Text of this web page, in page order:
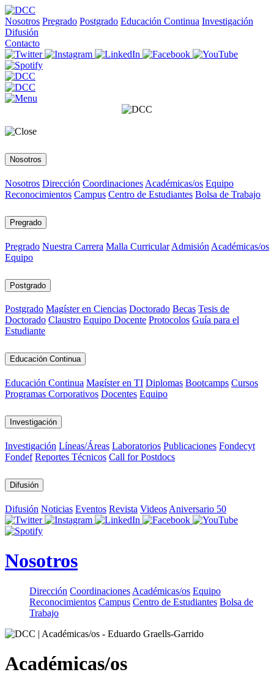
Nosotros Pregrado Postgrado Educación Continua Investigación
Difusión
Contacto
Nosotros
Nosotros Dirección Coordinaciones Académicas/os Equipo
Reconocimientos Campus Centro de Estudiantes Bolsa de Trabajo
Pregrado
Pregrado Nuestra Carrera Malla Curricular Admisión Académicas/os
Equipo
Postgrado
Postgrado Magíster en Ciencias Doctorado Becas Tesis de
Doctorado Claustro Equipo Docente Protocolos Guía para el
Estudiante
Educación Continua
Educación Continua Magíster en TI Diplomas Bootcamps Cursos
Programas Corporativos Docentes Equipo
Investigación
Investigación Líneas/Áreas Laboratorios Publicaciones Fondecyt
Fondef Reportes Técnicos Call for Postdocs
Difusión
Difusión Noticias Eventos Revista Videos Aniversario 50
Nosotros
Dirección Coordinaciones Académicas/os Equipo
Reconocimientos Campus Centro de Estudiantes Bolsa de
Trabajo
Académicas/os